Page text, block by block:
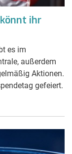
ihr
es im
außerdem
Aktionen.
gefeiert.